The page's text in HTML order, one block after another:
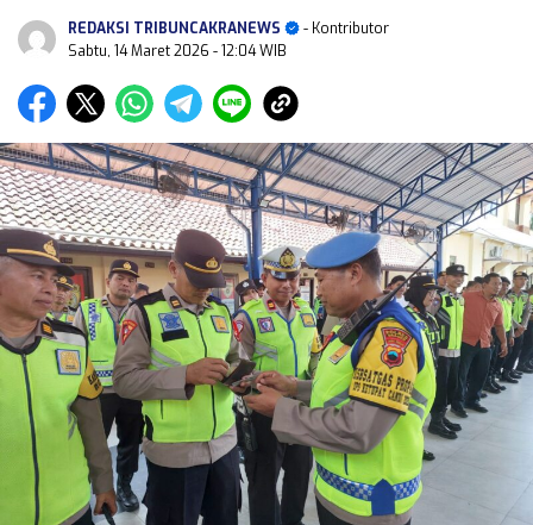
REDAKSI TRIBUNCAKRANEWS
- Kontributor
Sabtu, 14 Maret 2026 - 12:04 WIB